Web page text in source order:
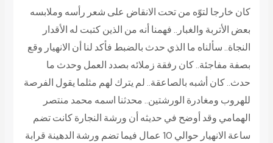
كان خارجا لتوّه من تحت الانقاض على شعر رأسه وملابسه
بعض الأتربة والغبار.. فهمنا أنه من الذين كتبت له الأقدار
النجاة.. سألناه ما الذي حدث بالضبط فأكد لنا أن الانهيار وقع
بصفة مفاجئة.. كان رفقة زملائه بصدد العمل وحدث ما
حدث.. كان أشبه بالصاعقة.. لم يترك لهم مثلما يقول الفرصة
للهروب ومغادرة الورشتين.. محدثنا اسمه محمد منتصر
الهمامي وقد أوضح في حديثه أن ورشة النجارة كانت تضم
ساعة الانهيار حوالي 10 عمال فيما تضم ورشة الدهينة قرابة